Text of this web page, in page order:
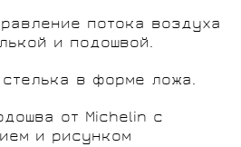
потока воздуха
и подошвой.
в форме ложа.
от Michelin с
и рисунком